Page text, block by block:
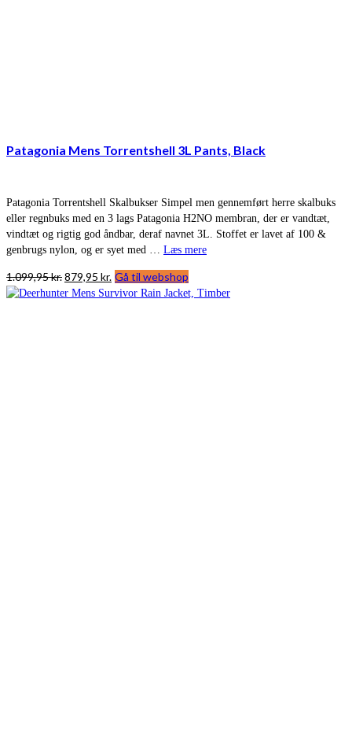
Patagonia Mens Torrentshell 3L Pants, Black
Patagonia Torrentshell Skalbukser Simpel men gennemført herre skalbuks
eller regnbuks med en 3 lags Patagonia H2NO membran, der er vandtæt,
vindtæt og rigtig god åndbar, deraf navnet 3L. Stoffet er lavet af 100 &
genbrugs nylon, og er syet med … Læs mere
1.099,95kr.Den
oprindelige
879,95 kr. Den
aktuelle
Gå til webshop